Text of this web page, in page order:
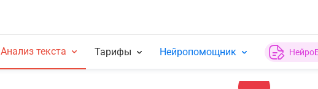
Анализ текста Тарифы Нейропомощник